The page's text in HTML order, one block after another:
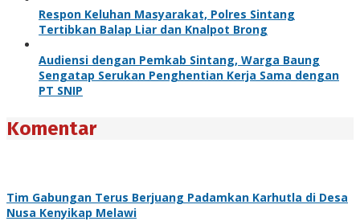
Respon Keluhan Masyarakat, Polres Sintang
Tertibkan Balap Liar dan Knalpot Brong
Audiensi dengan Pemkab Sintang, Warga Baung
Sengatap Serukan Penghentian Kerja Sama dengan
PT SNIP
Komentar
Tim Gabungan Terus Berjuang Padamkan Karhutla di Desa
Nusa Kenyikap Melawi